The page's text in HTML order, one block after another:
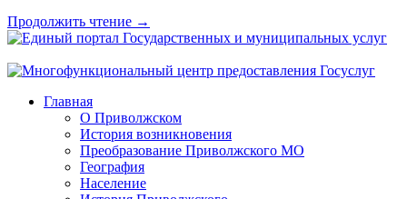
Продолжить чтение →
Главная
О Приволжском
История возникновения
Преобразование Приволжского МО
География
Население